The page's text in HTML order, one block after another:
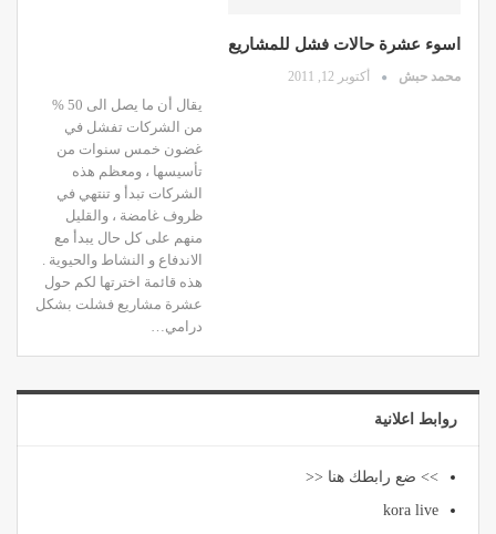
اسوء عشرة حالات فشل للمشاريع
محمد حبش أكتوبر 12, 2011
يقال أن ما يصل الى 50 %
من الشركات تفشل في
غضون خمس سنوات من
تأسيسها ، ومعظم هذه
الشركات تبدأ و تنتهي في
ظروف غامضة ، والقليل
منهم على كل حال يبدأ مع
الاندفاع و النشاط والحيوية .
هذه قائمة اخترتها لكم حول
عشرة مشاريع فشلت بشكل
درامي…
روابط اعلانية
>> ضع رابطك هنا <<
kora live